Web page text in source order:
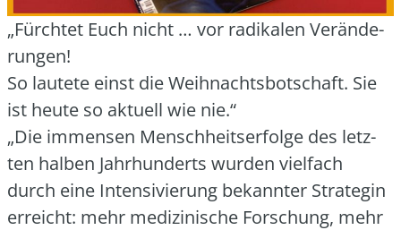
„Fürch­tet Euch nicht … vor radi­ka­len Ver­än­de­
run­gen!
So lau­te­te einst die Weih­nachts­bot­schaft. Sie
ist heu­te so aktu­ell wie nie.“
„Die immensen Mensch­heits­er­fol­ge des letz­
ten hal­ben Jahr­hun­derts wur­den viel­fach
durch eine Inten­si­vie­rung bekann­ter Stra­te­gin
erreicht: mehr medi­zi­ni­sche For­schung, mehr